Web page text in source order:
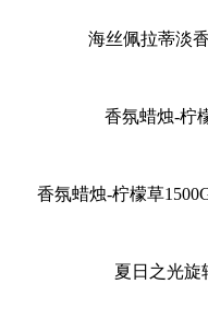
海丝佩拉蒂淡
香氛蜡烛-柠
香氛蜡烛-柠檬草
夏日之光旋